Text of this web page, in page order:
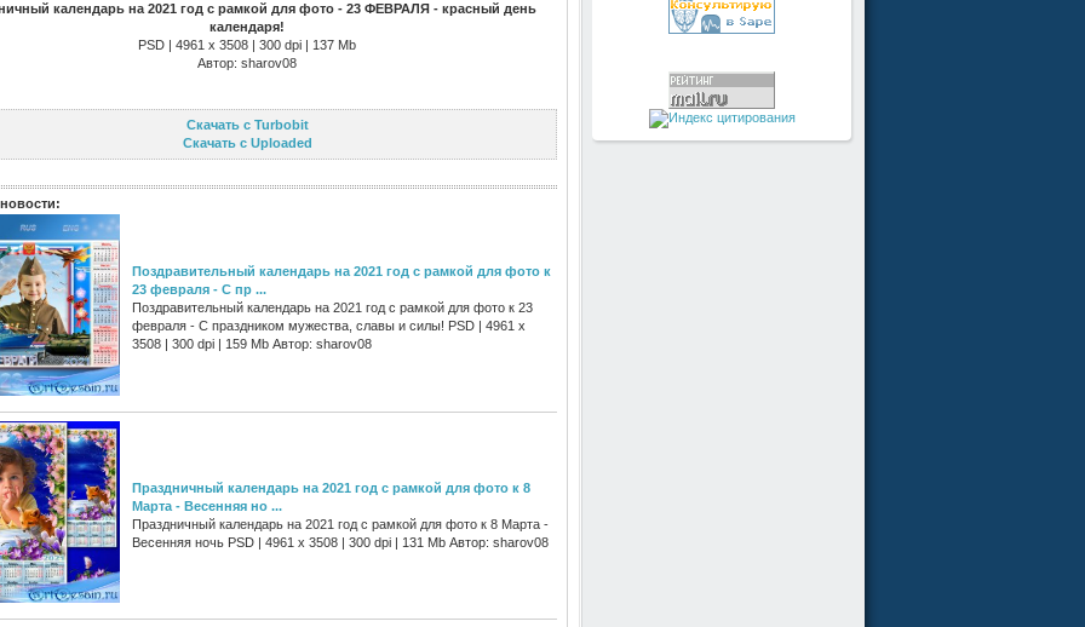
календарь на 2021 год с рамкой для фото - 23 ФЕВРАЛЯ - красный день
календаря!
PSD | 4961 х 3508 | 300 dpi | 137 Mb
Автор: sharov08
Скачать с Turbobit
Скачать с Uploaded
Поздравительный календарь на 2021 год с рамкой для фото к
23 февраля - С пр ...
Поздравительный календарь на 2021 год с рамкой для фото к 23
февраля - С праздником мужества, славы и силы! PSD | 4961 х
3508 | 300 dpi | 159 Mb Автор: sharov08
Праздничный календарь на 2021 год с рамкой для фото к 8
Марта - Весенняя но ...
Праздничный календарь на 2021 год с рамкой для фото к 8 Марта -
Весенняя ночь PSD | 4961 х 3508 | 300 dpi | 131 Mb Автор: sharov08